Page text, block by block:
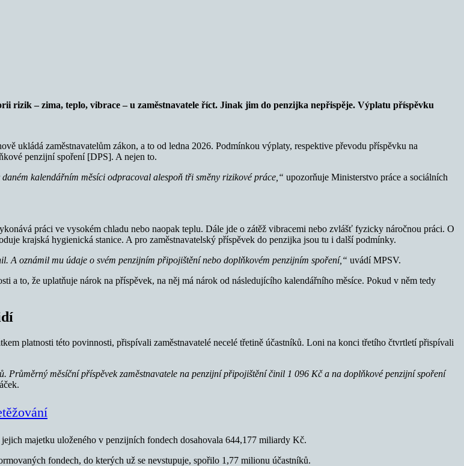
rizik – zima, teplo, vibrace – u zaměstnavatele říct. Jinak jim do penzijka nepřispěje. Výplatu příspěvku
ukládá zaměstnavatelům zákon, a to od ledna 2026. Podmínkou výplaty, respektive převodu příspěvku na
penzijní spoření [DPS]. A nejen to.
kalendářním měsíci odpracoval alespoň tři směny rizikové práce,“ upozorňuje Ministerstvo práce a sociálních
práci ve vysokém chladu nebo naopak teplu. Dále jde o zátěž vibracemi nebo zvlášť fyzicky náročnou práci. O
krajská hygienická stanice. A pro zaměstnavatelský příspěvek do penzijka jsou tu i další podmínky.
A oznámil mu údaje o svém penzijním připojištění nebo doplňkovém penzijním spoření,“ uvádí MPSV.
a to, že uplatňuje nárok na příspěvek, na něj má nárok od následujícího kalendářního měsíce. Pokud v něm tedy
platnosti této povinnosti, přispívali zaměstnavatelé necelé třetině účastníků. Loni na konci třetího čtvrtletí přispívali
Průměrný měsíční příspěvek zaměstnavatele na penzijní připojištění činil 1 096 Kč a na doplňkové penzijní spoření
majetku uloženého v penzijních fondech dosahovala 644,177 miliardy Kč.
fondech, do kterých už se nevstupuje, spořilo 1,77 milionu účastníků.